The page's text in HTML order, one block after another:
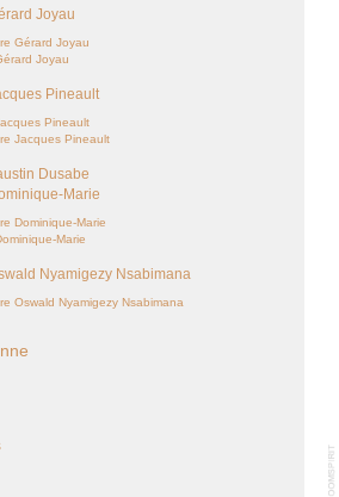
Joyau
Gérard Joyau
Joyau
Pineault
Pineault
Jacques Pineault
Dusabe
Marie
Dominique-Marie
Marie
Nyamigezy Nsabimana
Oswald Nyamigezy Nsabimana